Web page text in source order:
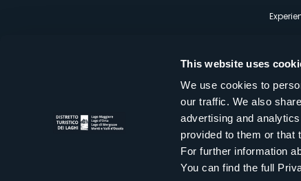
This website uses
We use cookies to
our traffic. We also
advertising and
provided to them or that
For further information
You can find the full
Distretto Turistico dei Laghi Scrl
Sede legale e operativa: Corso Italia 26 - 28838 Stresa VB -
infoturismo@distrettolaghi.itedistrettolaghi@legalmail.it